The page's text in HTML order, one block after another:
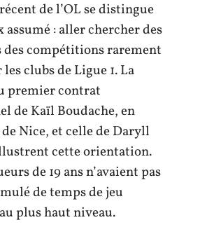
de l’OL se distingue
assumé : aller chercher des
des compétitions rarement
clubs de Ligue 1. La
premier contrat
de Kaïl Boudache, en
Nice, et celle de Daryll
cette orientation.
de 19 ans n’avaient pas
de temps de jeu
plus haut niveau.